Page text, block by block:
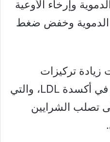
وإرخاء الأوعية
الدموية وخفض ضغط
زيادة تركيزات
ريسفيراترول بانخفاض في أكسدة LDL، والتي
تصلب الشرايين